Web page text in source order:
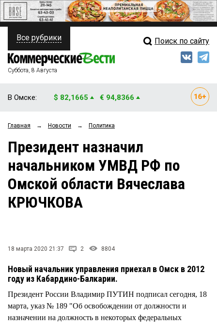
ПОЛИТИКА
ФИНАНСЫ
ОБЩЕСТВО
ЗАКОН
ПРОИСШЕСТВИЯ
Свежий выпуск
Рейтинги
Блоги
Архив
Все рубрики Поиск по сайту
Суббота, 8 Августа
В Омске: $ 82,1665 € 94,8366
Главная → Новости → Политика
Президент назначил
начальником УМВД РФ по
Омской области Вячеслава
КРЮЧКОВА
18 марта 2020 21:37 2 8804
Новый начальник управления приехал в Омск в 2012
году из Кабардино-Балкарии.
Президент России Владимир ПУТИН подписал сегодня, 18
марта, указ № 189 "Об освобождении от должности и
назначении на должность в некоторых федеральных